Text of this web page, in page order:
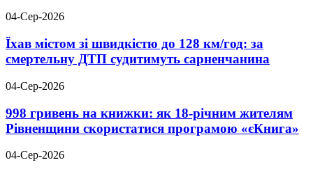
04-Сер-2026
Їхав містом зі швидкістю до 128 км/год: за
смертельну ДТП судитимуть сарненчанина
04-Сер-2026
998 гривень на книжки: як 18-річним жителям
Рівненщини скористатися програмою «єКнига»
04-Сер-2026